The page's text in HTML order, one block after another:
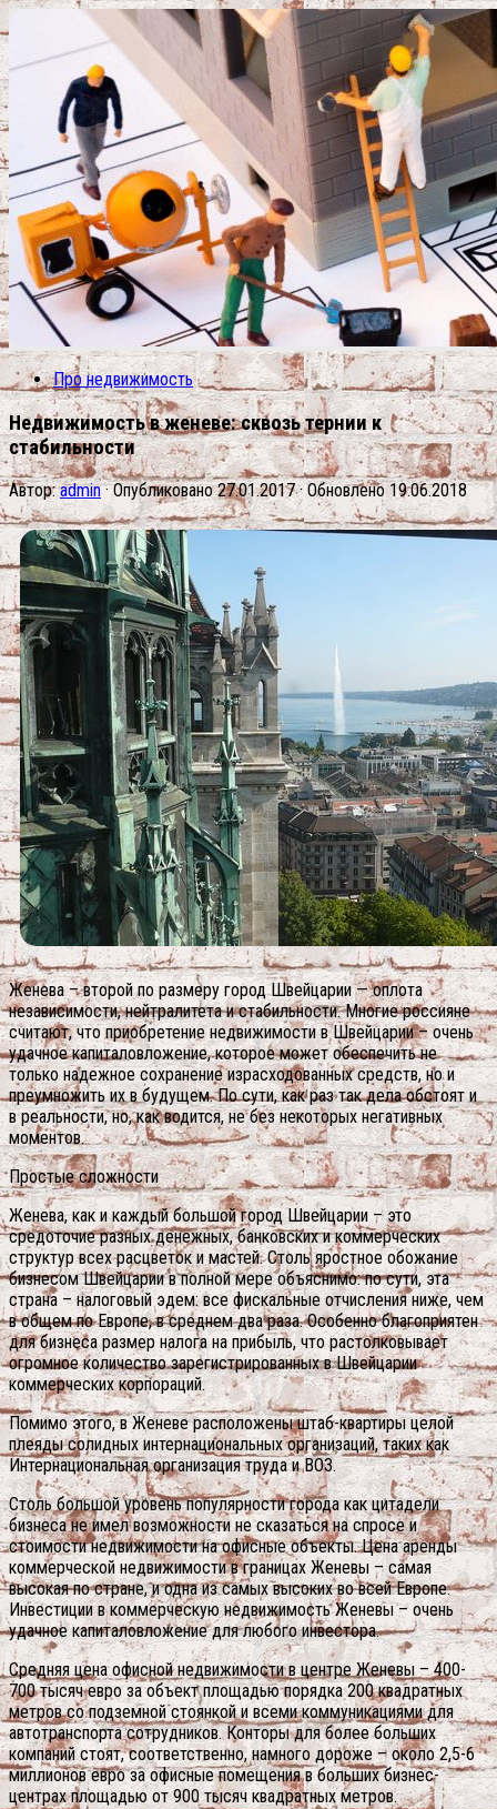
Про недвижимость
Недвижимость в женеве: сквозь тернии к
стабильности
Автор:admin · Опубликовано27.01.2017· Обновлено19.06.2018
Женева – второй по размеру город Швейцарии — оплота
независимости, нейтралитета и стабильности. Многие россияне
считают, что приобретение недвижимости в Швейцарии – очень
удачное капиталовложение, которое может обеспечить не
только надежное сохранение израсходованных средств, но и
преумножить их в будущем. По сути, как раз так дела обстоят и
в реальности, но, как водится, не без некоторых негативных
моментов.
Простые сложности
Женева, как и каждый большой город Швейцарии – это
средоточие разных денежных, банковских и коммерческих
структур всех расцветок и мастей. Столь яростное обожание
бизнесом Швейцарии в полной мере объяснимо: по сути, эта
страна – налоговый эдем: все фискальные отчисления ниже, чем
в общем по Европе, в среднем два раза. Особенно благоприятен
для бизнеса размер налога на прибыль, что растолковывает
огромное количество зарегистрированных в Швейцарии
коммерческих корпораций.
Помимо этого, в Женеве расположены штаб-квартиры целой
плеяды солидных интернациональных организаций, таких как
Интернациональная организация труда и ВОЗ.
Столь большой уровень популярности города как цитадели
бизнеса не имел возможности не сказаться на спросе и
стоимости недвижимости на офисные объекты. Цена аренды
коммерческой недвижимости в границах Женевы – самая
высокая по стране, и одна из самых высоких во всей Европе.
Инвестиции в коммерческую недвижимость Женевы – очень
удачное капиталовложение для любого инвестора.
Средняя цена офисной недвижимости в центре Женевы – 400-
700 тысяч евро за объект площадью порядка 200 квадратных
метров со подземной стоянкой и всеми коммуникациями для
автотранспорта сотрудников. Конторы для более больших
компаний стоят, соответственно, намного дороже – около 2,5-6
миллионов евро за офисные помещения в больших бизнес-
центрах площадью от 900 тысяч квадратных метров.